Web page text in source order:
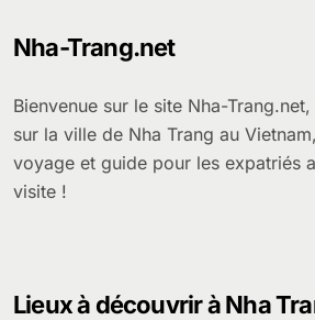
Nha-Trang.net
Bienvenue sur le site Nha-
sur la ville de Nha Trang au
voyage et guide pour les expatriés
visite !
Lieux à découvrir à Nha